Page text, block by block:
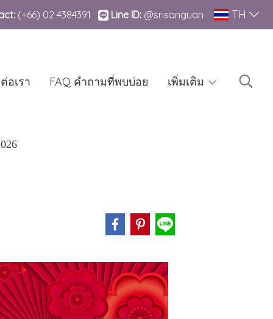
(+66) 02 4384391 Line lD: @srisanguan TH
อเรา FAQ คำถามที่พบบ่อย เพิ่มเติม